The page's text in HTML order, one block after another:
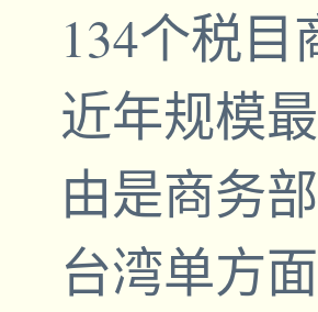
134个税
近年规模
由是商务
台湾单方